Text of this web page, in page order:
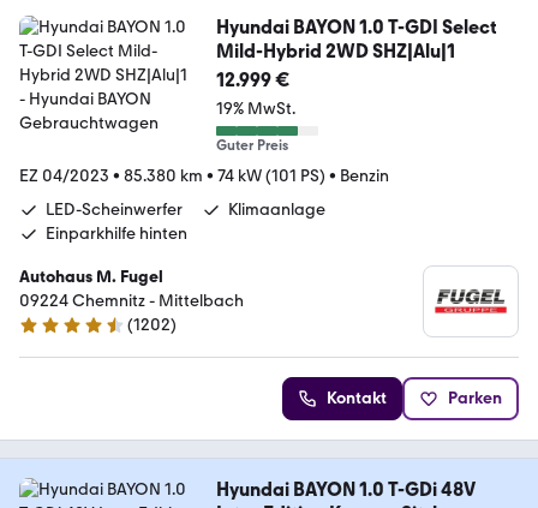
Hyundai BAYON 1.0 T-GDI Select
Mild-Hybrid 2WD SHZ|Alu|1
12.999 €
19% MwSt.
Guter Preis
EZ 04/2023 • 85.380 km • 74 kW (101 PS) • Benzin
LED-Scheinwerfer
Klimaanlage
Einparkhilfe hinten
Autohaus M. Fugel
09224 Chemnitz - Mittelbach
4.6 Sterne
(1202)
Kontakt Parken
Hyundai BAYON 1.0 T-GDi 48V